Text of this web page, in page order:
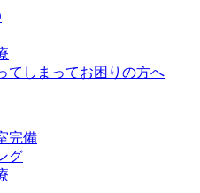
てしまってお困りの方へ
完備
グ